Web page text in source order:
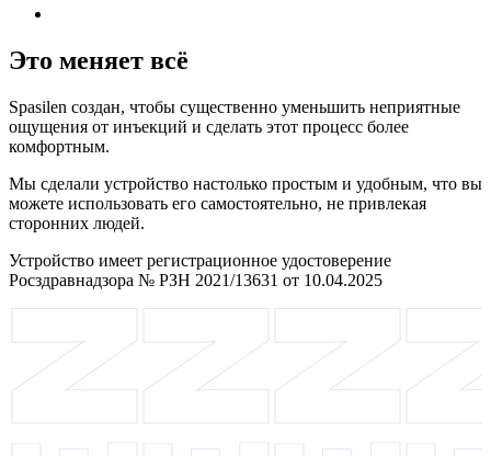
Это меняет всё
Spasilen создан, чтобы существенно уменьшить неприятные
ощущения от инъекций и сделать этот процесс более
комфортным.
Мы сделали устройство настолько простым и удобным, что вы
можете использовать его самостоятельно, не привлекая
сторонних людей.
Устройство имеет регистрационное удостоверение
Росздравнадзора № РЗН 2021/13631 от 10.04.2025